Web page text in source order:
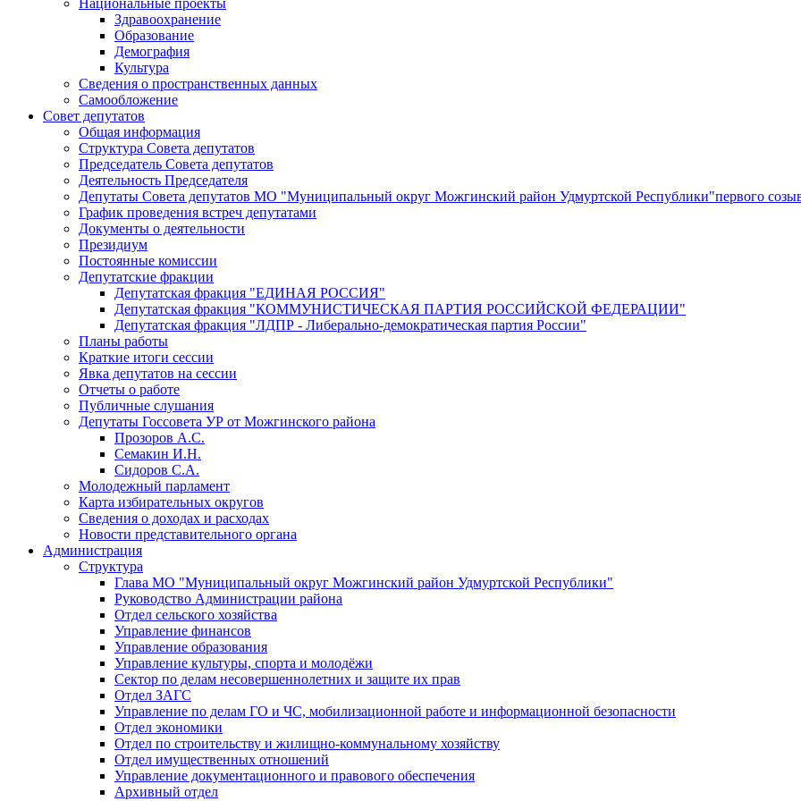
Здравоохранение
Образование
Демография
Культура
Сведения о пространственных данных
Самообложение
Совет депутатов
Общая информация
Структура Совета депутатов
Председатель Совета депутатов
Деятельность Председателя
Депутаты Совета депутатов МО "Муниципальный округ Можгинский район Удмуртской Республики"первого
График проведения встреч депутатами
Документы о деятельности
Президиум
Постоянные комиссии
Депутатские фракции
Депутатская фракция "ЕДИНАЯ РОССИЯ"
Депутатская фракция "КОММУНИСТИЧЕСКАЯ ПАРТИЯ РОССИЙСКОЙ ФЕДЕРАЦИИ"
Депутатская фракция "ЛДПР - Либерально-демократическая партия России"
Планы работы
Краткие итоги сессии
Явка депутатов на сессии
Отчеты о работе
Публичные слушания
Депутаты Госсовета УР от Можгинского района
Прозоров А.С.
Семакин И.Н.
Сидоров С.А.
Молодежный парламент
Карта избирательных округов
Сведения о доходах и расходах
Новости представительного органа
Администрация
Структура
Глава МО "Муниципальный округ Можгинский район Удмуртской Республики"
Руководство Администрации района
Отдел сельского хозяйства
Управление финансов
Управление образования
Управление культуры, спорта и молодёжи
Сектор по делам несовершеннолетних и защите их прав
Отдел ЗАГС
Управление по делам ГО и ЧС, мобилизационной работе и информационной безопасности
Отдел экономики
Отдел по строительству и жилищно-коммунальному хозяйству
Отдел имущественных отношений
Управление документационного и правового обеспечения
Архивный отдел